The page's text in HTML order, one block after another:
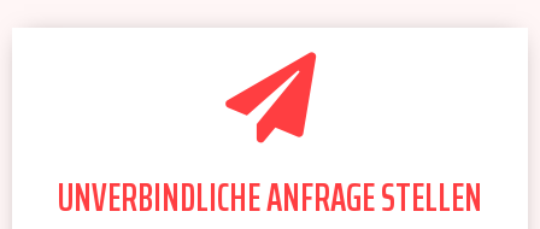
UNVERBINDLICHE ANFRAGE STELLEN